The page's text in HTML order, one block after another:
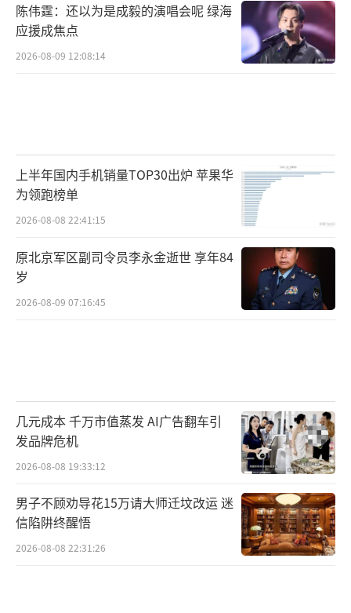
陈伟霆：还以为是成毅的演唱会呢 绿海
应援成焦点
2026-08-09 12:08:14
上半年国内手机销量TOP30出炉 苹果华
为领跑榜单
2026-08-08 22:41:15
原北京军区副司令员李永金逝世 享年84
岁
2026-08-09 07:16:45
几元成本 千万市值蒸发 AI广告翻车引
发品牌危机
2026-08-08 19:33:12
男子不顾劝导花15万请大师迁坟改运 迷
信陷阱终醒悟
2026-08-08 22:31:26